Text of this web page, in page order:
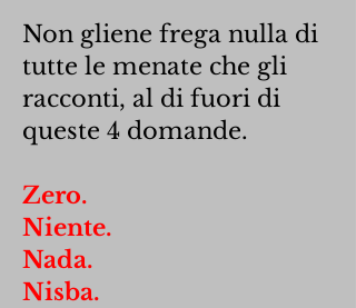
Non gliene frega nulla di
tutte le menate che gli
racconti, al di fuori di
queste 4 domande.
Zero.
Niente.
Nada.
Nisba.